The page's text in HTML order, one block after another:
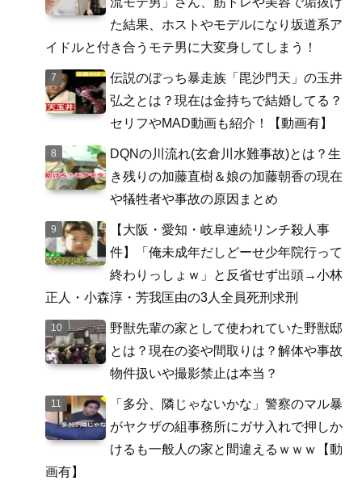
た結果、ホストやモデルになり坂道系ア
イドルと付き合うモテ男に大変身してしまう！
伝説のぼっち暴走族「毘沙門天」の玉井
弘之とは？現在は金持ちで結婚してる？
セリフやMAD動画も紹介！【動画有】
DQNの川流れ(玄倉川水難事故)とは？生
き残りの加藤直樹＆娘の加藤朝香の現在
や犠牲者や事故の原因まとめ
【大阪・愛知・岐阜連続リンチ殺人事
件】「俺未成年だしどーせ少年院行って
終わりっしょｗ」と反省せず出頭→小林
正人・小森淳・芳我匡由の3人全員死刑求刑
野獣先輩の家として使われていた野獣邸
とは？現在の姿や間取りは？解体や事故
物件扱いや撮影禁止は本当？
「多分、隣じゃないかな」警察のマル暴
がヤクザの組事務所にガサ入れで押しか
けるも一般人の家と間違えるｗｗｗ【動
画有】